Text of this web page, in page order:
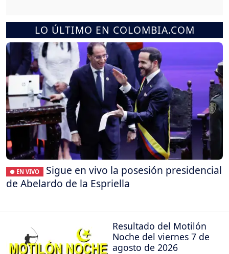
LO ÚLTIMO EN COLOMBIA.COM
● EN VIVO
Sigue en vivo la posesión presidencial
de Abelardo de la Espriella
Resultado del Motilón
Noche del viernes 7 de
agosto de 2026